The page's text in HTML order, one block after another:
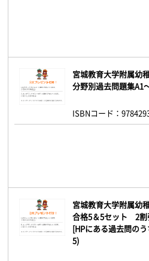
宮城教育大学附属幼
分野別過去問題集A1
ISBNコード：
宮城教育大学附属幼
合格5＆5セット 2割
[HPにある過去問の
5)